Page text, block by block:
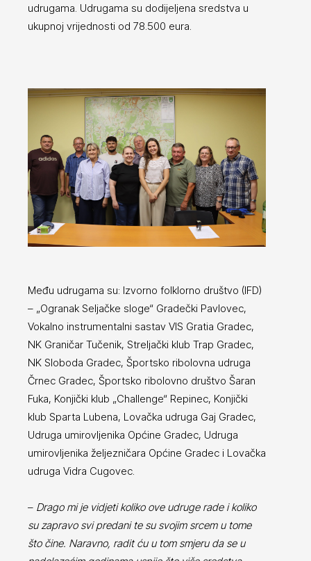
udrugama. Udrugama su dodijeljena sredstva u
ukupnoj vrijednosti od 78.500 eura.
Među udrugama su: Izvorno folklorno društvo (IFD)
– „Ogranak Seljačke sloge“ Gradečki Pavlovec,
Vokalno instrumentalni sastav VIS Gratia Gradec,
NK Graničar Tučenik, Streljački klub Trap Gradec,
NK Sloboda Gradec, Športsko ribolovna udruga
Črnec Gradec, Športsko ribolovno društvo Šaran
Fuka, Konjički klub „Challenge“ Repinec, Konjički
klub Sparta Lubena, Lovačka udruga Gaj Gradec,
Udruga umirovljenika Općine Gradec, Udruga
umirovljenika željezničara Općine Gradec i Lovačka
udruga Vidra Cugovec.
– Drago mi je vidjeti koliko ove udruge rade i koliko
su zapravo svi predani te su svojim srcem u tome
što čine. Naravno, radit ću u tom smjeru da se u